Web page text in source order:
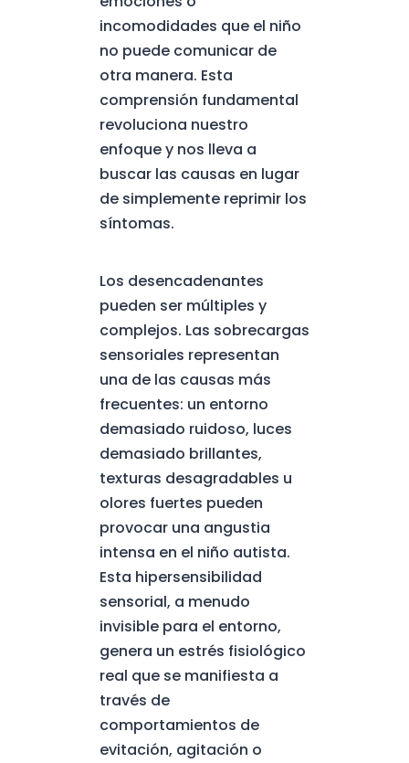
incomodidades que el niño
no puede comunicar de
otra manera. Esta
comprensión fundamental
revoluciona nuestro
enfoque y nos lleva a
buscar las causas en lugar
de simplemente reprimir los
síntomas.
Los desencadenantes
pueden ser múltiples y
complejos. Las sobrecargas
sensoriales representan
una de las causas más
frecuentes: un entorno
demasiado ruidoso, luces
demasiado brillantes,
texturas desagradables u
olores fuertes pueden
provocar una angustia
intensa en el niño autista.
Esta hipersensibilidad
sensorial, a menudo
invisible para el entorno,
genera un estrés fisiológico
real que se manifiesta a
través de
comportamientos de
evitación, agitación o